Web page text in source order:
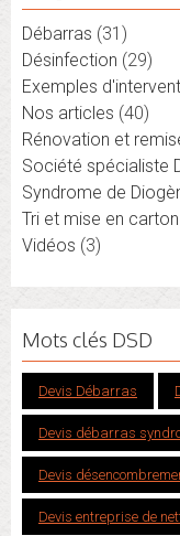
Débarras (31)
Désinfection (29)
Exemples
Nos articles (40)
Rénovation et
Société spécialiste
Syndrome de
Tri et mise en carton
Vidéos (3)
Mots clés DSD
Devis Débarras
Devis débarras
Devis
Devis entreprise de